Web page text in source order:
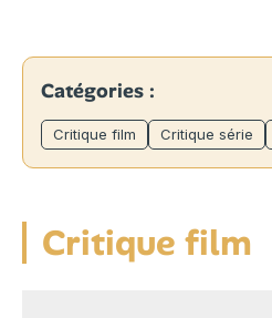
Catégories :
Critique film Critique série
Critique film